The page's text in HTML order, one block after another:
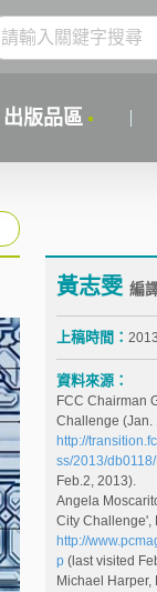
出版品區
黃志雯 編
上稿時間：
資料來源：
FCC Chairman
Challenge (Jan.
http://
ss/2013/
Feb.2, 2013).
Angela
City Challenge',
http://
p(last visited
Michael Harper,